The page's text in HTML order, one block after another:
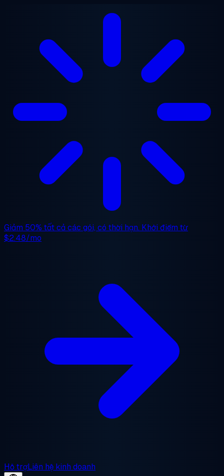
Giảm 50% tất cả các gói, có thời hạn. Khởi điểm từ
$2.48/mo
Hỗ trợLiên hệ kinh doanh